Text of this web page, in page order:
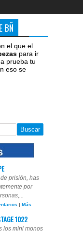
BÑ
el que el
para ir
prueba tu
eso se
prisión, has
por
| Más
1022
los mini monos